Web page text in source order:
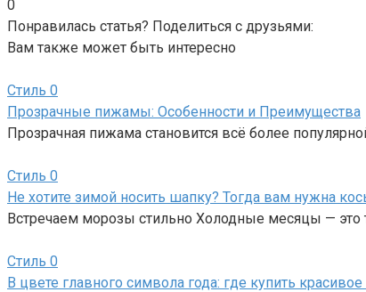
0
Понравилась статья? Поделиться с друзьями:
Вам также может быть интересно
Стиль 0
Прозрачные пижамы: Особенности и Преимущества
Прозрачная пижама становится всё более
Стиль 0
Не хотите зимой носить шапку? Тогда вам нужна
Встречаем морозы стильно Холодные месяцы — это
Стиль 0
В цвете главного символа года: где купить